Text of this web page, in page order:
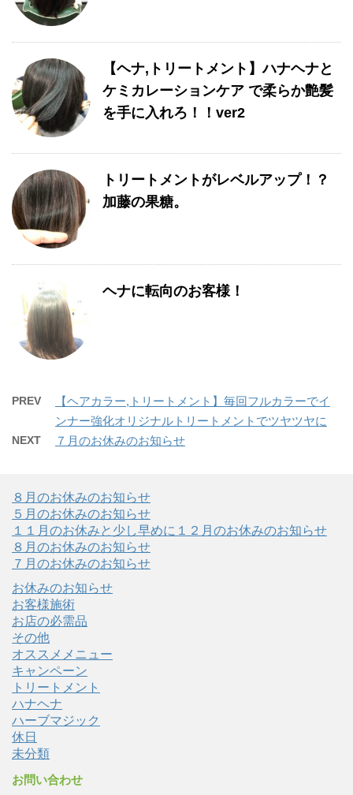
【ヘナ,トリートメント】ハナヘナと
ケミカレーションケア で柔らか艶髪
を手に入れろ！！ver2
トリートメントがレベルアップ！？
加藤の果糖。
ヘナに転向のお客様！
PREV
【ヘアカラー,トリートメント】毎回フルカラーでイ
ンナー強化オリジナルトリートメントでツヤツヤに
NEXT ７月のお休みのお知らせ
８月のお休みのお知らせ
５月のお休みのお知らせ
１１月のお休みと少し早めに１２月のお休みのお知らせ
８月のお休みのお知らせ
７月のお休みのお知らせ
お休みのお知らせ
お客様施術
お店の必需品
その他
オススメメニュー
キャンペーン
トリートメント
ハナヘナ
ハーブマジック
休日
未分類
お問い合わせ